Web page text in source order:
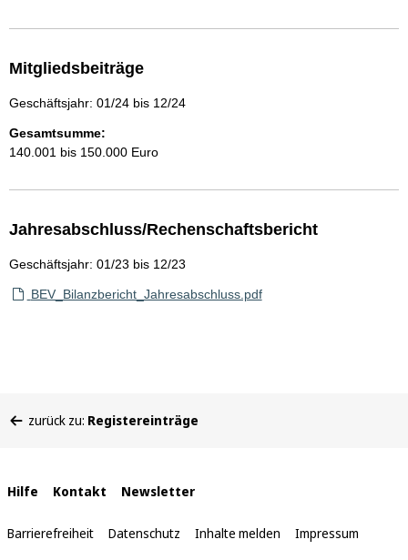
Mitgliedsbeiträge
Geschäftsjahr: 01/24 bis 12/24
Gesamtsumme:
140.001 bis 150.000 Euro
Jahresabschluss/Rechenschaftsbericht
Geschäftsjahr: 01/23 bis 12/23
BEV_Bilanzbericht_Jahresabschluss.pdf
befinden
zurück zu: Registereinträge
Interne
Links
Hilfe Kontakt Newsletter
Barrierefreiheit Datenschutz Inhalte melden Impressum